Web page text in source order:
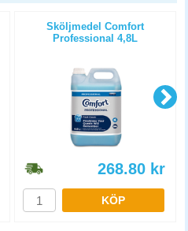
Sköljmedel Comfort
Professional 4,8L
268.80 kr
KÖP